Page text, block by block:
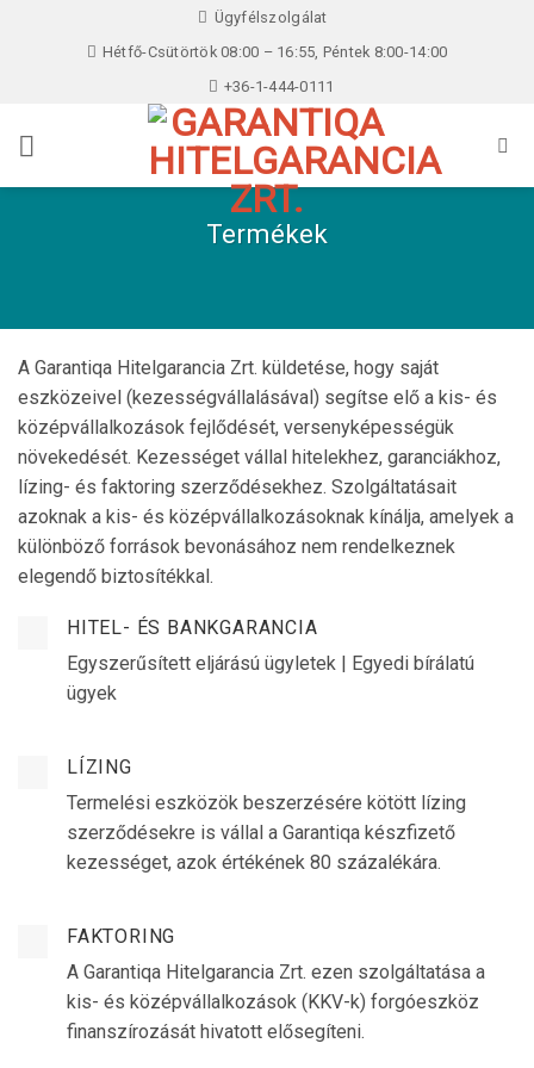
Ügyfélszolgálat
Hétfő-Csütörtök 08:00 – 16:55, Péntek 8:00-14:00
+36-1-444-0111
Termékek
A Garantiqa Hitelgarancia Zrt. küldetése, hogy saját
eszközeivel (kezességvállalásával) segítse elő a kis- és
középvállalkozások fejlődését, versenyképességük
növekedését. Kezességet vállal hitelekhez, garanciákhoz,
lízing- és faktoring szerződésekhez. Szolgáltatásait
azoknak a kis- és középvállalkozásoknak kínálja, amelyek a
különböző források bevonásához nem rendelkeznek
elegendő biztosítékkal.
HITEL- ÉS BANKGARANCIA
Egyszerűsített eljárású ügyletek | Egyedi bírálatú
ügyek
LÍZING
Termelési eszközök beszerzésére kötött lízing
szerződésekre is vállal a Garantiqa készfizető
kezességet, azok értékének 80 százalékára.
FAKTORING
A Garantiqa Hitelgarancia Zrt. ezen szolgáltatása a
kis- és középvállalkozások (KKV-k) forgóeszköz
finanszírozását hivatott elősegíteni.